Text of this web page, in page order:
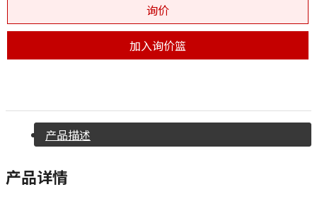
询价
加入询价篮
产品描述
产品详情